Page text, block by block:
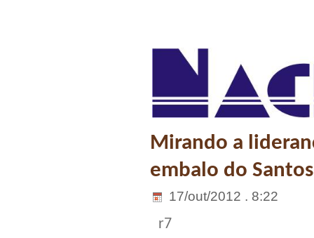
Mirando a
embalo do
17/out/2012 . 8:22
r7